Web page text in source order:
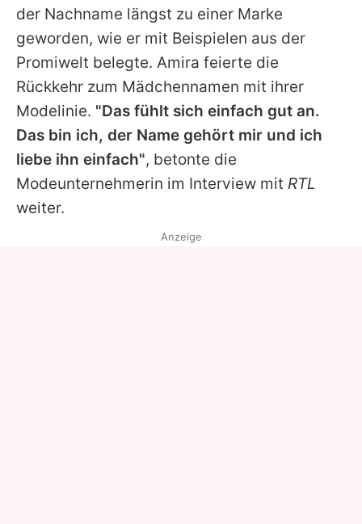
der Nachname längst zu einer Marke
geworden, wie er mit Beispielen aus der
Promiwelt belegte. Amira feierte die
Rückkehr zum Mädchennamen mit ihrer
Modelinie. "Das fühlt sich einfach gut an.
Das bin ich, der Name gehört mir und ich
liebe ihn einfach", betonte die
Modeunternehmerin im Interview mit RTL
weiter.
Anzeige